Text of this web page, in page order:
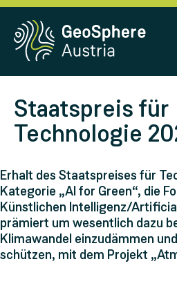
Staatspreis für
Technologie
Erhalt des Staatspreises für
Kategorie „AI for Green“, die
Künstlichen Intelligenz/
prämiert um wesentlich dazu
Klimawandel einzudämmen
schützen, mit dem Projekt